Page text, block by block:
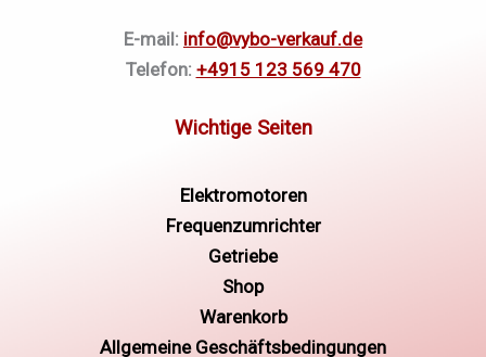
E-mail: info@vybo-verkauf.de
Telefon: +4915 123 569 470
Elektromotoren
Frequenzumrichter
Getriebe
Shop
Warenkorb
Allgemeine Geschäftsbedingungen